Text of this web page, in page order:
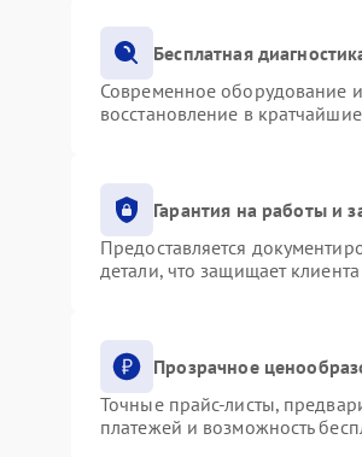
Бесплатная
Современное оборудование
восстановление в
Гарантия на работы и
Предоставляется
детали, что защищает
Прозрачное
Точные прайс-листы,
платежей и возможность